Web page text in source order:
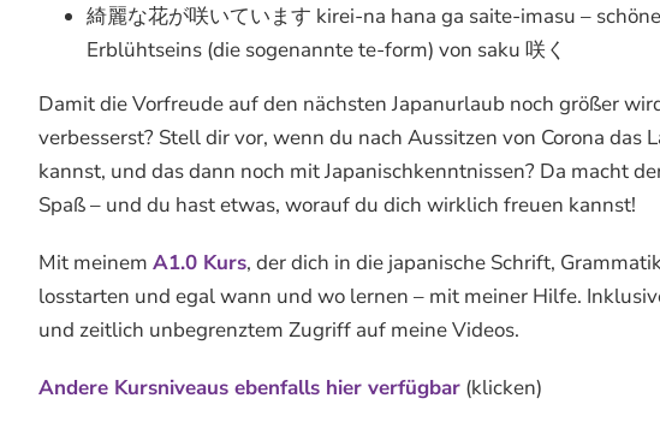
綺麗な花が咲いています kirei-na hana ga saite-imasu –
Erblühtseins (die sogenannte te-form) von saku 咲く
Damit die Vorfreude auf den nächsten Japanurlaub noch größer
verbesserst? Stell dir vor, wenn du nach Aussitzen von Corona das
kannst, und das dann noch mit Japanischkenntnissen? Da macht
Spaß – und du hast etwas, worauf du dich wirklich freuen kannst!
Mit meinem A1.0 Kurs, der dich in die japanische Schrift,
losstarten und egal wann und wo lernen – mit meiner Hilfe.
und zeitlich unbegrenztem Zugriff auf meine Videos.
Andere Kursniveaus ebenfalls hier verfügbar (klicken)